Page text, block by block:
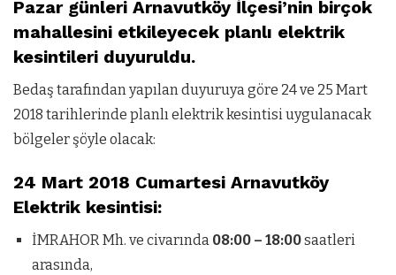
Pazar günleri Arnavutköy İlçesi’nin birçok
mahallesini etkileyecek planlı elektrik
kesintileri duyuruldu.
Bedaş tarafından yapılan duyuruya göre 24 ve 25 Mart
2018 tarihlerinde planlı elektrik kesintisi uygulanacak
bölgeler şöyle olacak:
24 Mart 2018 Cumartesi Arnavutköy
Elektrik kesintisi:
İMRAHOR Mh. ve civarında 08:00 – 18:00saatleri
arasında,